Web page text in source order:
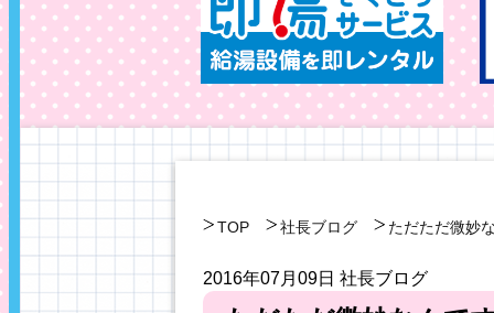
TOP 社長ブログ ただただ微妙
2016年07月09日 社長ブログ